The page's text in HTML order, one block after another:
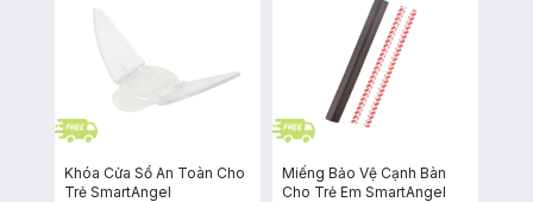
Khóa Cửa Sổ An Toàn Cho
Trẻ SmartAngel
Miếng Bảo Vệ Cạnh Bàn
Cho Trẻ Em SmartAngel